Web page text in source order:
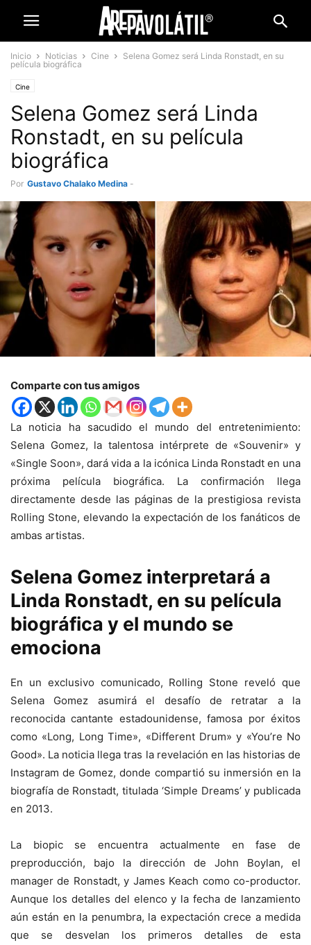
Inicio Noticias Cine
Selena Gomez será Linda Ronstadt, en su
película biográfica
Cine
Selena Gomez será Linda
Ronstadt, en su película
biográfica
Por Gustavo Chalako Medina -
Comparte con tus amigos
La noticia ha sacudido el mundo del entretenimiento:
Selena Gomez, la talentosa intérprete de «Souvenir» y
«Single Soon», dará vida a la icónica Linda Ronstadt en una
próxima película biográfica. La confirmación llega
directamente desde las páginas de la prestigiosa revista
Rolling Stone, elevando la expectación de los fanáticos de
ambas artistas.
Selena Gomez interpretará a
Linda Ronstadt, en su película
biográfica y el mundo se
emociona
En un exclusivo comunicado, Rolling Stone reveló que
Selena Gomez asumirá el desafío de retratar a la
reconocida cantante estadounidense, famosa por éxitos
como «Long, Long Time», «Different Drum» y «You’re No
Good». La noticia llega tras la revelación en las historias de
Instagram de Gomez, donde compartió su inmersión en la
biografía de Ronstadt, titulada ‘Simple Dreams’ y publicada
en 2013.
La biopic se encuentra actualmente en fase de
preproducción, bajo la dirección de John Boylan, el
manager de Ronstadt, y James Keach como co-productor.
Aunque los detalles del elenco y la fecha de lanzamiento
aún están en la penumbra, la expectación crece a medida
que se desvelan los primeros detalles de esta